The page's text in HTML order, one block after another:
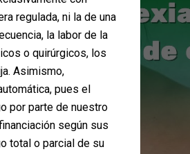
regulada, ni la de una
la labor de la
o quirúrgicos, los
Asimismo,
pues el
por parte de nuestro
según sus
total o parcial de su